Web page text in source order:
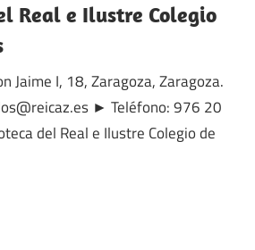
Real e Ilustre Colegio
Jaime I, 18, Zaragoza, Zaragoza.
► Teléfono: 976 20
del Real e Ilustre Colegio de